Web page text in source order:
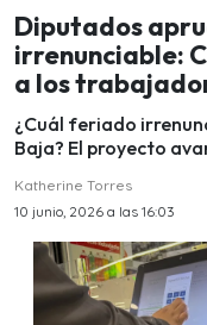
Diputados
irrenunciable:
a los
¿Cuál feriado
Baja? El proyecto
Katherine Torres
10 junio, 2026 a las 16:03